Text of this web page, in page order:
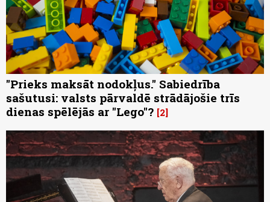
"Prieks maksāt nodokļus." Sabiedrība
sašutusi: valsts pārvaldē strādājošie trīs
dienas spēlējās ar "Lego"? 2